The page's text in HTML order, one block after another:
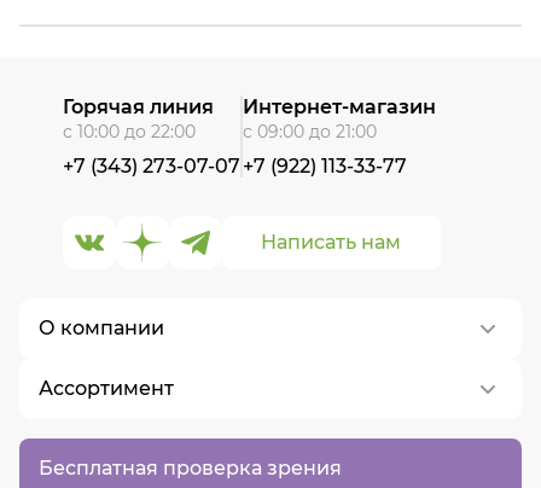
Бесплатная проверка зрения
О компании
О нас
Контакты
Вакансии
Ассортимент
Написать нам
Горячая линия
с 10:00 до 22:00
+7 (343) 273-07-07
Интернет-магазин
с 09:00 до 21:00
+7 (922) 113-33-77